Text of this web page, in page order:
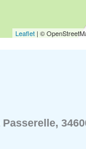
Leaflet | ©